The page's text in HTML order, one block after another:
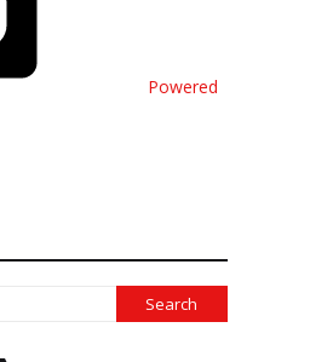
Powered